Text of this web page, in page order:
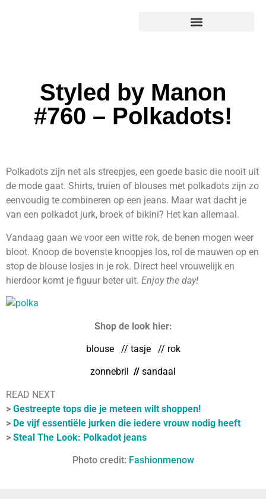
Styled by Manon
#760 – Polkadots!
Polkadots zijn net als streepjes, een goede basic die nooit uit
de mode gaat. Shirts, truien of blouses met polkadots zijn zo
eenvoudig te combineren op een jeans. Maar wat dacht je
van een polkadot jurk, broek of bikini? Het kan allemaal.
Vandaag gaan we voor een witte rok, de benen mogen weer
bloot. Knoop de bovenste knoopjes los, rol de mauwen op en
stop de blouse losjes in je rok. Direct heel vrouwelijk en
hierdoor komt je figuur beter uit. Enjoy the day!
Shop de look hier:
blouse // tasje // rok
zonnebril // sandaal
READ NEXT
> Gestreepte tops die je meteen wilt shoppen!
> De vijf essentiële jurken die iedere vrouw nodig heeft
> Steal The Look: Polkadot jeans
Photo credit: Fashionmenow